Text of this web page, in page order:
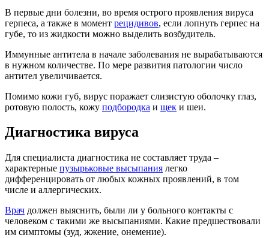
В первые дни болезни, во время острого проявления вируса
герпеса, а также в момент рецидивов, если лопнуть герпес на
губе, то из жидкости можно выделить возбудитель.
Иммунные антитела в начале заболевания не вырабатываются
в нужном количестве. По мере развития патологии число
антител увеличивается.
Помимо кожи губ, вирус поражает слизистую оболочку глаз,
ротовую полость, кожу подбородка и щек и шеи.
Диагностика вируса
Для специалиста диагностика не составляет труда –
характерные пузырьковые высыпания легко
дифференцировать от любых кожных проявлений, в том
числе и аллергических.
Врач должен выяснить, были ли у больного контакты с
человеком с такими же высыпаниями. Какие предшествовали
им симптомы (зуд, жжение, онемение).